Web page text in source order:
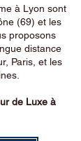
à Lyon sont
(69) et les
proposons
distance
Paris, et les
de Luxe à